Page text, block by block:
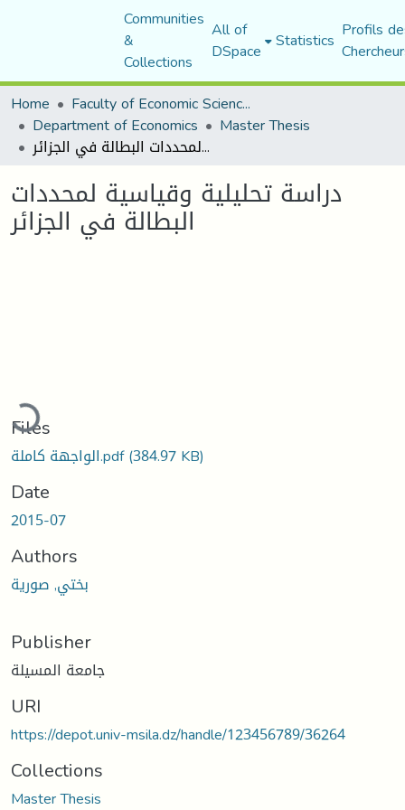
Communities
&
Collections
All of
DSpace Statistics Profils
Home
Faculty of Economic Sciences, Commerce and Management Sciences
Department of Economics Master Thesis
دراسة تحليلية وقياسية لمحددات البطالة في الجزائر
دراسة تحليلية وقياسية لمحددات
البطالة في الجزائر
Files
الواجهة كاملة.pdf(384.97 KB)
Date
2015-07
Authors
بختي, صورية
Publisher
جامعة المسيلة
URI
https://depot.univ-msila.dz/handle/123456789/36264
Collections
Master Thesis